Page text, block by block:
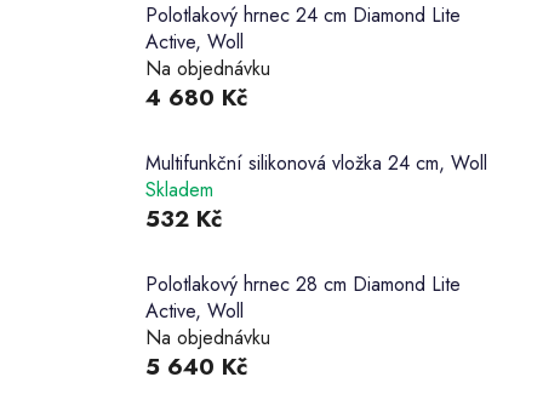
Polotlakový hrnec 24 cm Diamond Lite
Active, Woll
Na objednávku
4 680 Kč
Multifunkční silikonová vložka 24 cm, Woll
Skladem
532 Kč
Polotlakový hrnec 28 cm Diamond Lite
Active, Woll
Na objednávku
5 640 Kč